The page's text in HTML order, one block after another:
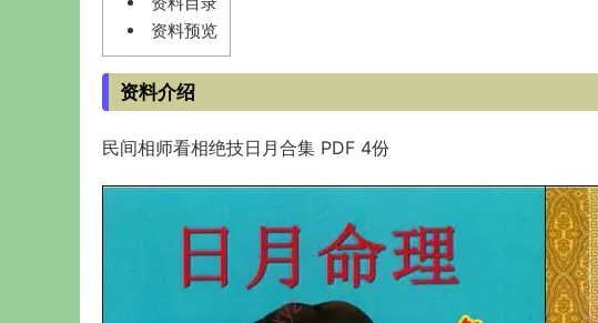
资料预览
资料介绍
民间相师看相绝技日月合集 PDF 4份